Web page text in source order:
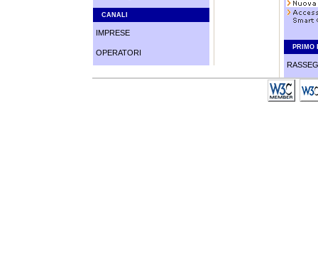
CANALI
IMPRESE
OPERATORI
PRIMO